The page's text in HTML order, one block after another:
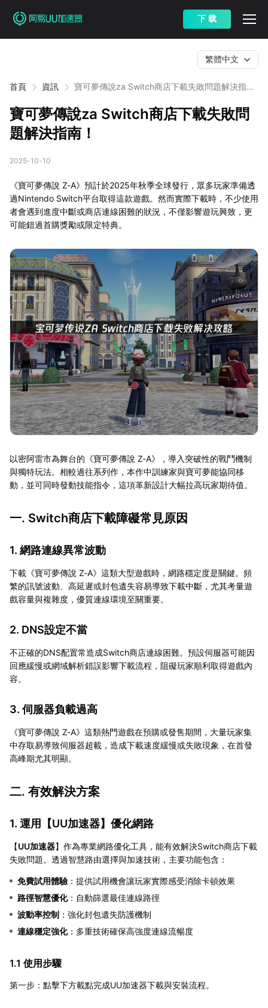
下 载
首頁 資訊
寶可夢傳說za Switch商店下載失敗問題解決指
繁體中文
寶可夢傳說za Switch商店下載失敗問
題解決指南！
2025-10-10
《寶可夢傳說 Z-A》預計於2025年秋季全球發行，眾多玩家準備透
過Nintendo Switch平台取得這款遊戲。然而實際下載時，不少使用
者會遇到進度中斷或商店連線困難的狀況，不僅影響遊玩興致，更
可能錯過首購獎勵或限定特典。
以密阿雷市為舞台的《寶可夢傳說 Z-A》，導入突破性的戰鬥機制
與獨特玩法。相較過往系列作，本作中訓練家與寶可夢能協同移
動，並可同時發動技能指令，這項革新設計大幅拉高玩家期待值。
一. Switch商店下載障礙常見原因
1. 網路連線異常波動
下載《寶可夢傳說 Z-A》這類大型遊戲時，網路穩定度是關鍵。頻
繁的訊號波動、高延遲或封包遺失容易導致下載中斷，尤其考量遊
戲容量與複雜度，優質連線環境至關重要。
2. DNS設定不當
不正確的DNS配置常造成Switch商店連線困難。預設伺服器可能因
回應緩慢或網域解析錯誤影響下載流程，阻礙玩家順利取得遊戲內
容。
3. 伺服器負載過高
《寶可夢傳說 Z-A》這類熱門遊戲在預購或發售期間，大量玩家集
中存取易導致伺服器超載，造成下載速度緩慢或失敗現象，在首發
高峰期尤其明顯。
二. 有效解決方案
1. 運用【UU加速器】優化網路
【UU加速器】作為專業網路優化工具，能有效解決Switch商店下載
失敗問題。透過智慧路由選擇與加速技術，主要功能包含：
免費試用體驗 ：提供試用機會讓玩家實際感受消除卡頓效果
路徑智慧優化：自動篩選最佳連線路徑
波動率控制 ：強化封包遺失防護機制
連線穩定強化：多重技術確保高強度連線流暢度
1.1 使用步驟
第一步：點擊下方載點完成UU加速器下載與安裝流程。